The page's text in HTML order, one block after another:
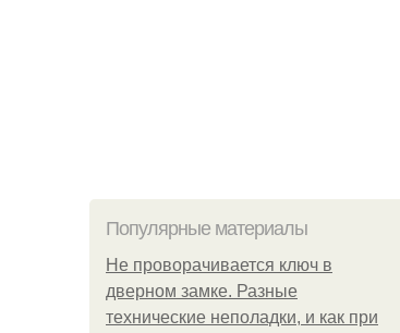
Популярные материалы
Не проворачивается ключ в
дверном замке. Разные
технические неполадки, и как при